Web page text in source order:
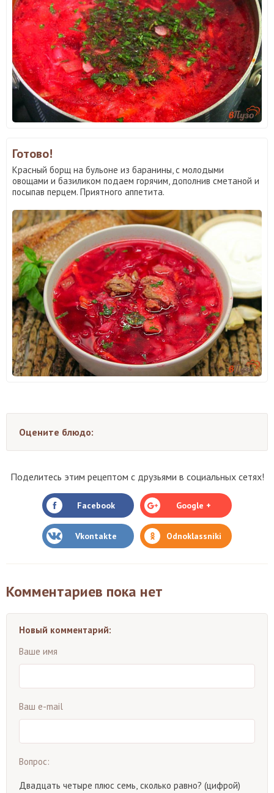
Готово!
Красный борщ на бульоне из баранины, с молодыми
овощами и базиликом подаем горячим, дополнив сметаной и
посыпав перцем. Приятного аппетита.
Оцените блюдо:
Поделитесь этим рецептом с друзьями в социальных сетях!
Facebook Google +
Vkontakte Odnoklassniki
Комментариев пока нет
Новый комментарий:
Ваше имя
Ваш e-mail
Вопрос:
Двадцать четыре плюс семь, сколько равно? (цифрой)